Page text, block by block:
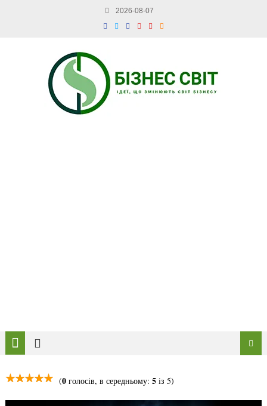
2026-08-07
(0голосів, в середньому: 5із 5)